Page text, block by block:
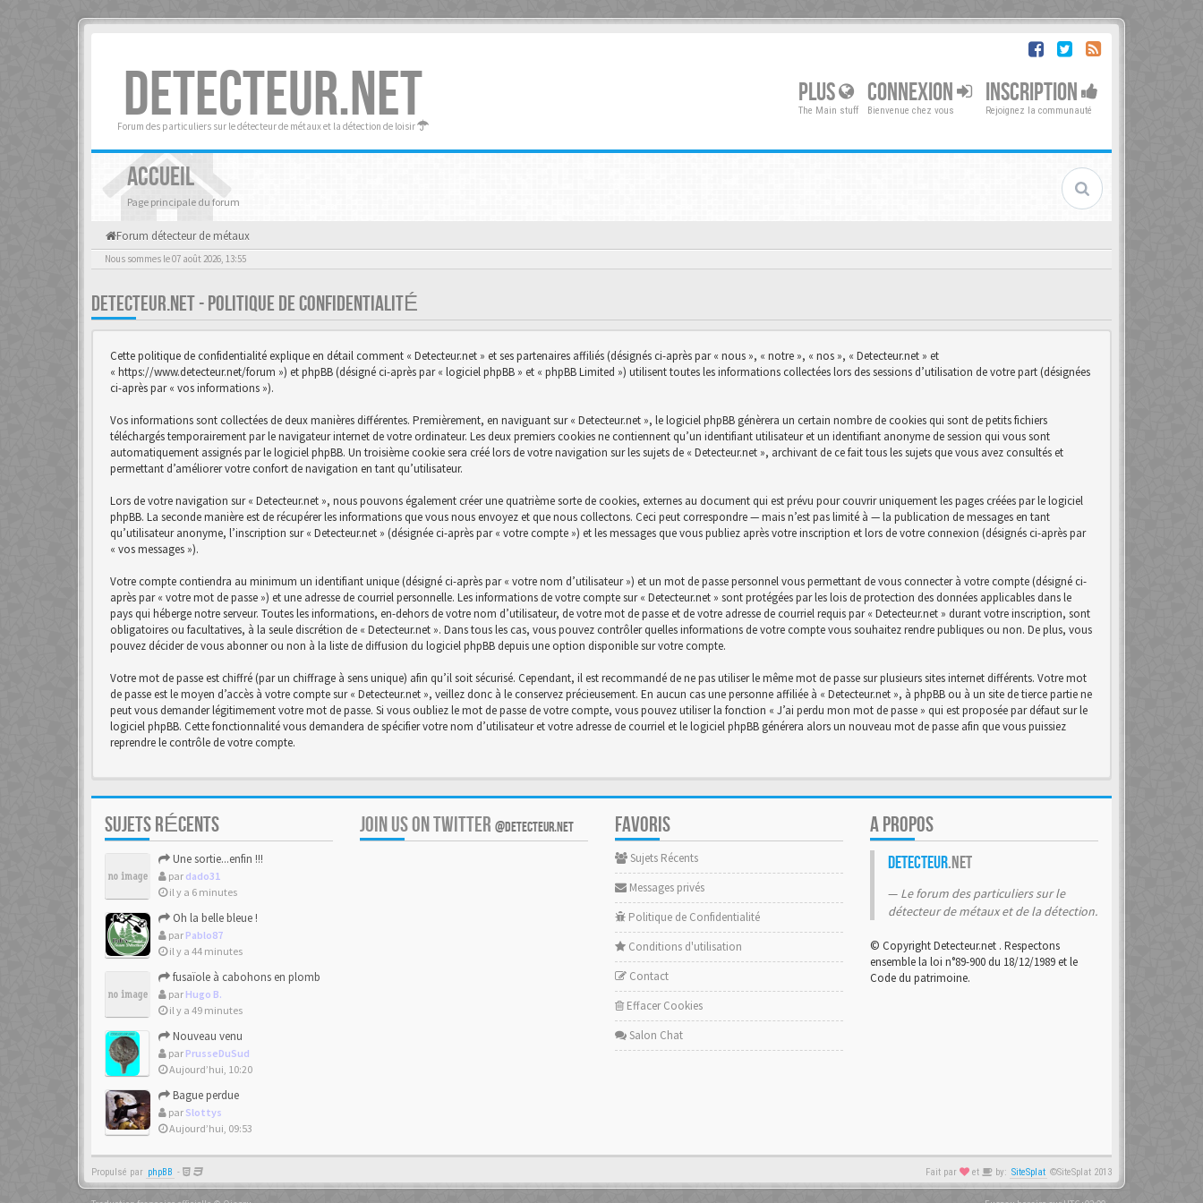
DETECTEUR.NET
Forum des particuliers sur le détecteur de métaux et la détection de loisir
PLUS
The Main stuff
CONNEXION
Bienvenue chez vous
INSCRIPTION
Rejoignez la communauté
ACCUEIL
Page principale du forum
Forum détecteur de métaux
Nous sommes le 07 août 2026, 13:55
DETECTEUR.NET - POLITIQUE DE CONFIDENTIALITÉ
Cette politique de confidentialité explique en détail comment « Detecteur.net » et ses partenaires affiliés (désignés ci-après par « nous », « notre », « nos », « Detecteur.net » et
« https://www.detecteur.net/forum ») et phpBB (désigné ci-après par « logiciel phpBB » et « phpBB Limited ») utilisent toutes les informations collectées lors des sessions d’utilisation de votre part (désignées
ci-après par « vos informations »).
Vos informations sont collectées de deux manières différentes. Premièrement, en naviguant sur « Detecteur.net », le logiciel phpBB génèrera un certain nombre de cookies qui sont de petits fichiers
téléchargés temporairement par le navigateur internet de votre ordinateur. Les deux premiers cookies ne contiennent qu’un identifiant utilisateur et un identifiant anonyme de session qui vous sont
automatiquement assignés par le logiciel phpBB. Un troisième cookie sera créé lors de votre navigation sur les sujets de « Detecteur.net », archivant de ce fait tous les sujets que vous avez consultés et
permettant d’améliorer votre confort de navigation en tant qu’utilisateur.
Lors de votre navigation sur « Detecteur.net », nous pouvons également créer une quatrième sorte de cookies, externes au document qui est prévu pour couvrir uniquement les pages créées par le logiciel
phpBB. La seconde manière est de récupérer les informations que vous nous envoyez et que nous collectons. Ceci peut correspondre — mais n’est pas limité à — la publication de messages en tant
qu’utilisateur anonyme, l’inscription sur « Detecteur.net » (désignée ci-après par « votre compte ») et les messages que vous publiez après votre inscription et lors de votre connexion (désignés ci-après par
« vos messages »).
Votre compte contiendra au minimum un identifiant unique (désigné ci-après par « votre nom d’utilisateur ») et un mot de passe personnel vous permettant de vous connecter à votre compte (désigné ci-
après par « votre mot de passe ») et une adresse de courriel personnelle. Les informations de votre compte sur « Detecteur.net » sont protégées par les lois de protection des données applicables dans le
pays qui héberge notre serveur. Toutes les informations, en-dehors de votre nom d’utilisateur, de votre mot de passe et de votre adresse de courriel requis par « Detecteur.net » durant votre inscription, sont
obligatoires ou facultatives, à la seule discrétion de « Detecteur.net ». Dans tous les cas, vous pouvez contrôler quelles informations de votre compte vous souhaitez rendre publiques ou non. De plus, vous
pouvez décider de vous abonner ou non à la liste de diffusion du logiciel phpBB depuis une option disponible sur votre compte.
Votre mot de passe est chiffré (par un chiffrage à sens unique) afin qu’il soit sécurisé. Cependant, il est recommandé de ne pas utiliser le même mot de passe sur plusieurs sites internet différents. Votre mot
de passe est le moyen d’accès à votre compte sur « Detecteur.net », veillez donc à le conservez précieusement. En aucun cas une personne affiliée à « Detecteur.net », à phpBB ou à un site de tierce partie ne
peut vous demander légitimement votre mot de passe. Si vous oubliez le mot de passe de votre compte, vous pouvez utiliser la fonction « J’ai perdu mon mot de passe » qui est proposée par défaut sur le
logiciel phpBB. Cette fonctionnalité vous demandera de spécifier votre nom d’utilisateur et votre adresse de courriel et le logiciel phpBB générera alors un nouveau mot de passe afin que vous puissiez
reprendre le contrôle de votre compte.
SUJETS RÉCENTS
Une sortie...enfin !!!
par dado31
il y a 6 minutes
Oh la belle bleue !
par Pablo87
il y a 44 minutes
fusaïole à cabohons en plomb
par Hugo B.
il y a 49 minutes
Nouveau venu
par PrusseDuSud
Aujourd’hui, 10:20
Bague perdue
par Slottys
Aujourd’hui, 09:53
JOIN US ON TWITTER @DETECTEUR.NET FAVORIS
Sujets Récents
Messages privés
Politique de Confidentialité
Conditions d'utilisation
Contact
Effacer Cookies
Salon Chat
A PROPOS
Detecteur.net
Le forum des particuliers sur le
détecteur de métaux et de la détection.
© Copyright Detecteur.net . Respectons
ensemble la loi n°89-900 du 18/12/1989 et le
Code du patrimoine.
Propulsé par phpBB - Fait par et by: SiteSplat ©SiteSplat 2013